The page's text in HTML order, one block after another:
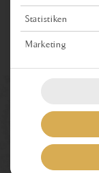
Statistiken
Marketing
Frischer Joghurt-